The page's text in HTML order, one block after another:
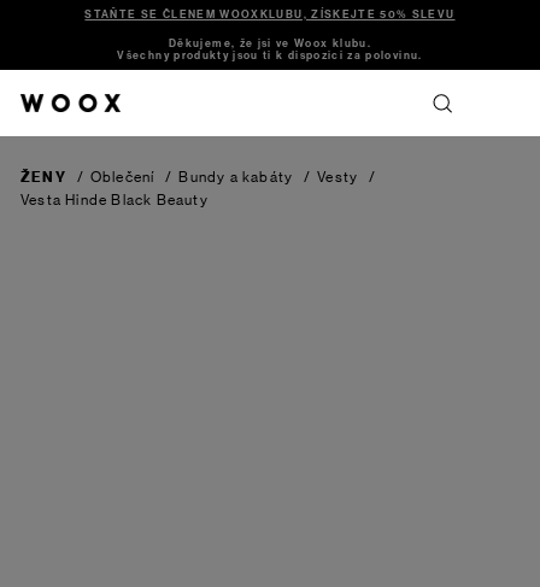
STAŇTE SE ČLENEM WOOXKLUBU, ZÍSKEJTE 50% SLEVU
Děkujeme, že jsi ve Woox klubu.
Všechny produkty jsou ti k dispozici za polovinu.
ŽENY / Oblečení / Bundy a kabáty / Vesty
/
Vesta Hinde Black Beauty